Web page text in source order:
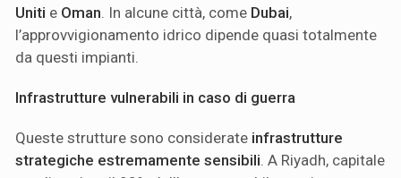
Uniti e Oman . In alcune città, come Dubai,
l’approvvigionamento idrico dipende quasi totalmente
da questi impianti.
Infrastrutture vulnerabili in caso di guerra
Queste strutture sono considerate infrastrutture
strategiche estremamente sensibili . A Riyadh, capitale